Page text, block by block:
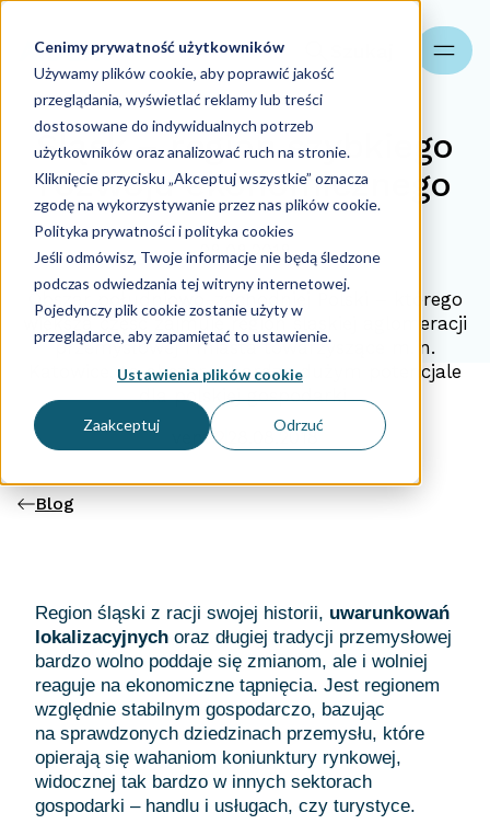
Cenimy prywatność użytkowników
Używamy plików cookie, aby poprawić jakość
przeglądania, wyświetlać reklamy lub treści
dostosowane do indywidualnych potrzeb
użytkowników oraz analizować ruch na stronie.
Kliknięcie przycisku „Akceptuj wszystkie” oznacza
zgodę na wykorzystywanie przez nas plików cookie.
Polityka prywatności i polityka cookies
Jeśli odmówisz, Twoje informacje nie będą śledzone
podczas odwiedzania tej witryny internetowej.
Pojedynczy plik cookie zostanie użyty w
przeglądarce, aby zapamiętać to ustawienie.
Ustawienia plików cookie
Zaakceptuj Odrzuć
Śląsk – region szybkiego
rozwoju ekonomicznego
28.08.2018
Obszar południowo-zachodniej Polski – którego
większą część zajmuje region śląskiej aglomeracji
przemysłowej i miasta towarzyszące m.in.
Katowice, to obszar o bardzo dużym potencjale
dla polskiej gospodarki.
venti2
28.08.2018
Blog
Region śląski z racji swojej historii, uwarunkowań
lokalizacyjnych oraz długiej tradycji przemysłowej
bardzo wolno poddaje się zmianom, ale i wolniej
reaguje na ekonomiczne tąpnięcia. Jest regionem
względnie stabilnym gospodarczo, bazując
na sprawdzonych dziedzinach przemysłu, które
opierają się wahaniom koniunktury rynkowej,
widocznej tak bardzo w innych sektorach
gospodarki – handlu i usługach, czy turystyce.